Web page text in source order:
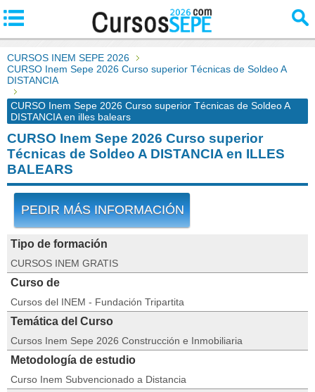
CURSOS INEM SEPE 2026
CURSO Inem Sepe 2026 Curso superior Técnicas de Soldeo A
DISTANCIA
CURSO Inem Sepe 2026 Curso superior Técnicas de Soldeo A
DISTANCIA en illes balears
CURSO Inem Sepe 2026 Curso superior
Técnicas de Soldeo A DISTANCIA en ILLES
BALEARS
PEDIR MÁS INFORMACIÓN
Tipo de formación
CURSOS INEM GRATIS
Curso de
Cursos del INEM - Fundación Tripartita
Temática del Curso
Cursos Inem Sepe 2026 Construcción e Inmobiliaria
Metodología de estudio
Curso Inem Subvencionado a Distancia